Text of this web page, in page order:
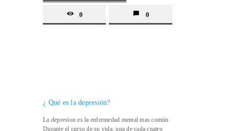
0 0
¿ Qué es la depresión?
La depresion es la enfermedad mental mas común.
Durante el curso de su vida, una de cada cuatro